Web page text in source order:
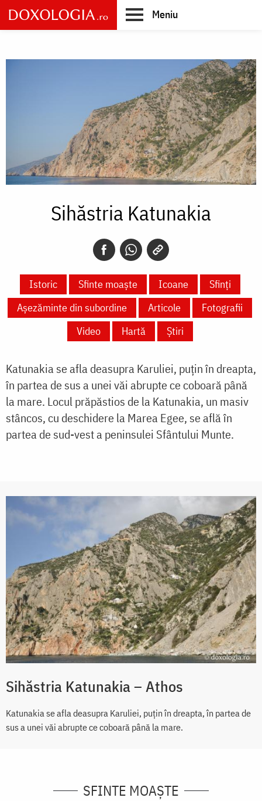
Skip
to
main
Meniu
Sihăstria Katunakia
Istoric Sfinte moaște Icoane
Sfinți
Așezăminte din subordine
Articole
Fotografii
Video
Hartă Știri
Katunakia se afla deasupra Karuliei, puţin în dreapta,
în partea de sus a unei văi abrupte ce coboară până
la mare. Locul prăpăstios de la Katunakia, un masiv
stâncos, cu deschidere la Marea Egee, se află în
partea de sud-vest a peninsulei Sfântului Munte.
Sihăstria Katunakia – Athos
Katunakia se afla deasupra Karuliei, puțin în dreapta, în partea de
sus a unei văi abrupte ce coboară până la mare.
SFINTE MOAȘTE